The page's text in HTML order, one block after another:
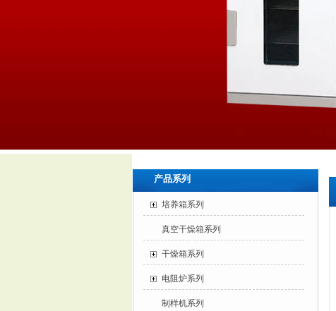
产品系列
培养箱系列
真空干燥箱系列
干燥箱系列
电阻炉系列
制样机系列